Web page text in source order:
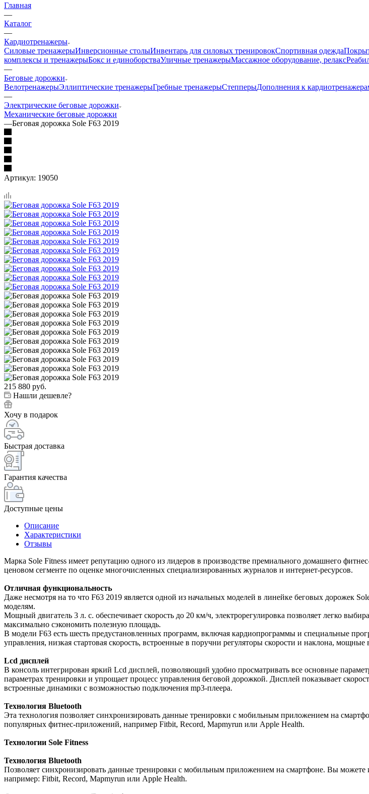
Главная
—
Каталог
—
Кардиотренажеры
Силовые тренажерыИнверсионные столыИнвентарь для силовых тренировокСпортивная одежда
комплексы и тренажерыБокс и единоборстваУличные тренажерыМассажное оборудование, релакс
—
Беговые дорожки
ВелотренажерыЭллиптические тренажерыГребные тренажерыСтепперыДополнения к
—
Электрические беговые дорожки
Механические беговые дорожки
—Беговая дорожка Sole F63 2019
Артикул: 19050
215 880 руб.
Нашли дешевле?
Хочу в подарок
Быстрая доставка
Гарантия качества
Доступные цены
Описание
Характеристики
Отзывы
Марка Sole Fitness имеет репутацию одного из лидеров в производстве премиального домашнего
ценовом сегменте по оценке многочисленных специализированных журналов и интернет-ресурсов.
Отличная функциональность
Даже несмотря на то что F63 2019 является одной из начальных моделей в линейке беговых дорожек
моделям.
Мощный двигатель 3 л. с. обеспечивает скорость до 20 км/ч, электрорегулировка позволяет легко
максимально сэкономить полезную площадь.
В модели F63 есть шесть предустановленных программ, включая кардиопрограммы и специальные
управления, низкая стартовая скорость, встроенные в поручни регуляторы скорости и наклона,
Lcd дисплей
В консоль интегрирован яркий Lcd дисплей, позволяющий удобно просматривать все основные
параметрах тренировки и упрощает процесс управления беговой дорожкой. Дисплей показывает
встроенные динамики с возможностью подключения mp3-плеера.
Технология Bluetooth
Эта технология позволяет синхронизировать данные тренировки с мобильным приложением на
популярных фитнес-приложений, например Fitbit, Record, Mapmyrun или Apple Health.
Технологии Sole Fitness
Технология Bluetooth
Позволяет синхронизировать данные тренировки с мобильным приложением на смартфоне. Вы
например: Fitbit, Record, Mapmyrun или Apple Health.